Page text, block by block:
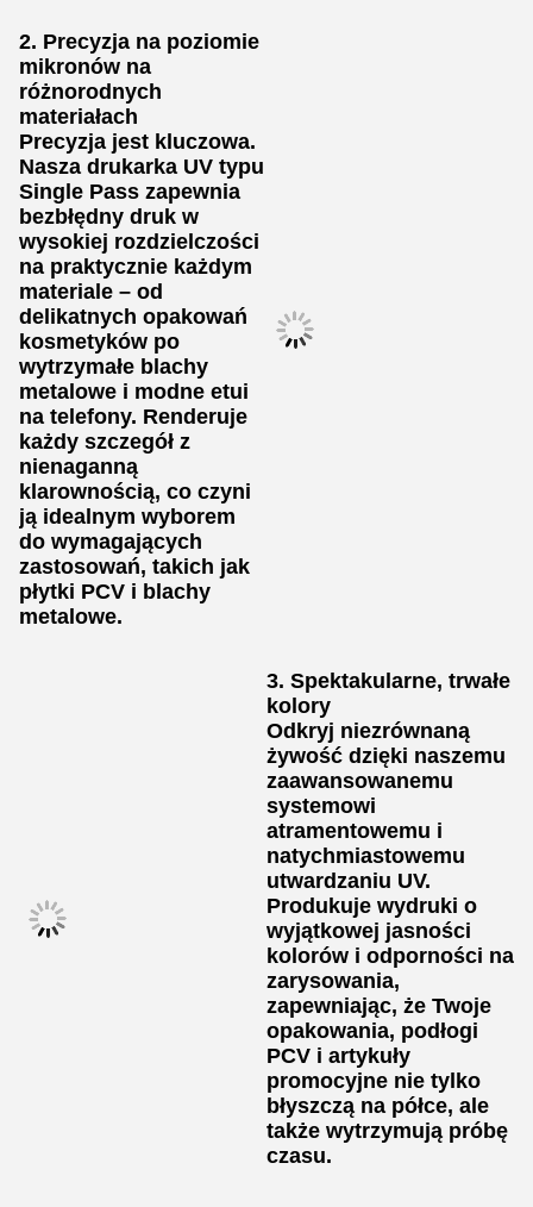
2. Precyzja na poziomie
mikronów na
różnorodnych
materiałach
Precyzja jest kluczowa.
Nasza drukarka UV typu
Single Pass zapewnia
bezbłędny druk w
wysokiej rozdzielczości
na praktycznie każdym
materiale – od
delikatnych opakowań
kosmetyków po
wytrzymałe blachy
metalowe i modne etui
na telefony. Renderuje
każdy szczegół z
nienaganną
klarownością, co czyni
ją idealnym wyborem
do wymagających
zastosowań, takich jak
płytki PCV i blachy
metalowe.
3. Spektakularne, trwałe
kolory
Odkryj niezrównaną
żywość dzięki naszemu
zaawansowanemu
systemowi
atramentowemu i
natychmiastowemu
utwardzaniu UV.
Produkuje wydruki o
wyjątkowej jasności
kolorów i odporności na
zarysowania,
zapewniając, że Twoje
opakowania, podłogi
PCV i artykuły
promocyjne nie tylko
błyszczą na półce, ale
także wytrzymują próbę
czasu.